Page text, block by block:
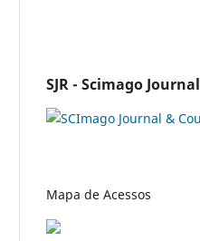
SJR - Scimago Journal
Mapa de Acessos